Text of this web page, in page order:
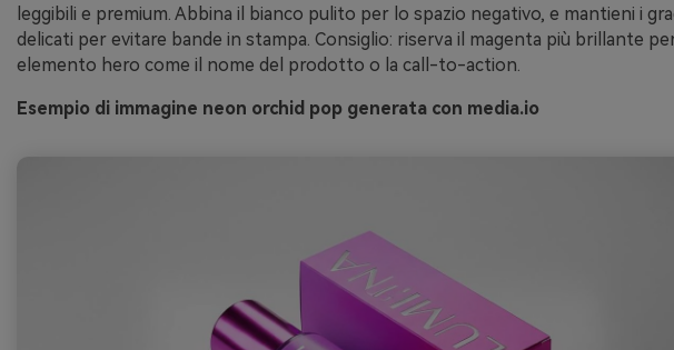
leggibili e premium. Abbina il bianco pulito per lo spazio negativo, e mantieni i
delicati per evitare bande in stampa. Consiglio: riserva il magenta più brillante
elemento hero come il nome del prodotto o la call-to-action.
Esempio di immagine neon orchid pop generata con media.io